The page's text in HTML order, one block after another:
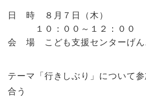
日 時 ８月７日（木）
１０：００～１２：００
会 場 こども支援センターげん
テーマ「行きしぶり」について
合う